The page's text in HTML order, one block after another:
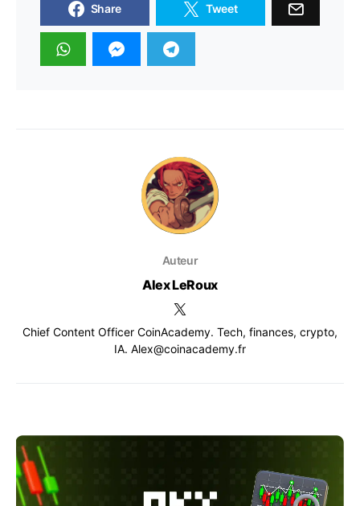
Share Tweet
Auteur
Alex LeRoux
Chief Content Officer CoinAcademy. Tech, finances, crypto,
IA. Alex@coinacademy.fr